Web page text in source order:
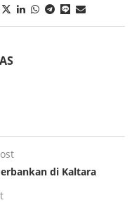
di Kaltara